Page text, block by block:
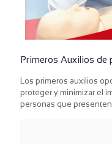
Primeros Auxilios de
Los primeros auxilios
proteger y minimizar el
personas que